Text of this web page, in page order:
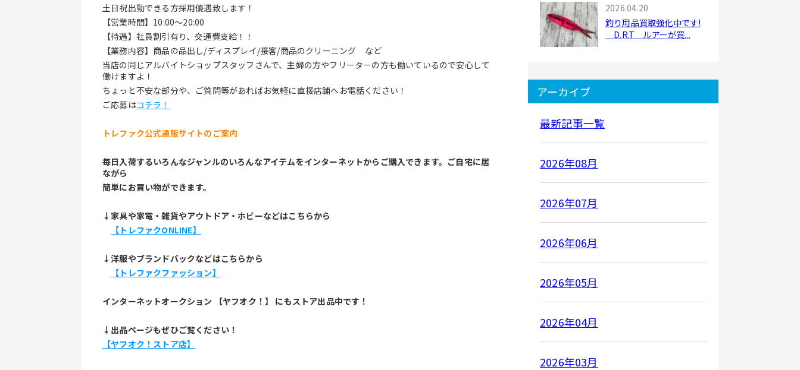
土日祝出勤できる方採用優遇致します！
【営業時間】10:00〜20:00
【待遇】社員割引有り、交通費支給！！
【業務内容】商品の品出し/ディスプレイ/接客/商品のクリーニング　など
当店の同じアルバイトショップスタッフさんで、主婦の方やフリーターの方も働いているので安心して
働けますよ！
ちょっと不安な部分や、ご質問等があればお気軽に直接店舗へお電話ください！
ご応募はコチラ！
トレファク公式通販サイトのご案内
毎日入荷するいろんなジャンルのいろんなアイテムをインターネットからご購入できます。ご自宅に居
ながら
簡単にお買い物ができます。
↓家具や家電・雑貨やアウトドア・ホビーなどはこちらから
【トレファクONLINE】
↓洋服やブランドバックなどはこちらから
【トレファクファッション】
インターネットオークション 【ヤフオク！】 にもストア出品中です！
↓出品ページもぜひご覧ください！
【ヤフオク！ストア店】
2026.04.20
釣り用品買取強化中です!
D.R.T ルアーが買...
アーカイブ
最新記事一覧
2026年08月
2026年07月
2026年06月
2026年05月
2026年04月
2026年03月